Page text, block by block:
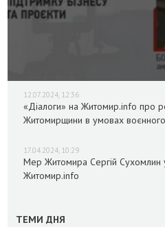
12.07.2024, 12:36
«Діалоги» на Житомир.info про
Житомирщини в умовах воєнного
17.04.2024, 10:29
Мер Житомира Сергій Сухомлин
Житомир.info
ТЕМИ ДНЯ